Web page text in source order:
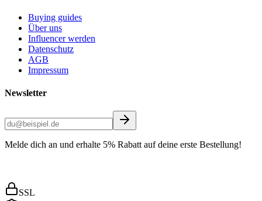
Buying guides
Über uns
Influencer werden
Datenschutz
AGB
Impressum
Newsletter
Melde dich an und erhalte 5% Rabatt auf deine erste Bestellung!
SSL